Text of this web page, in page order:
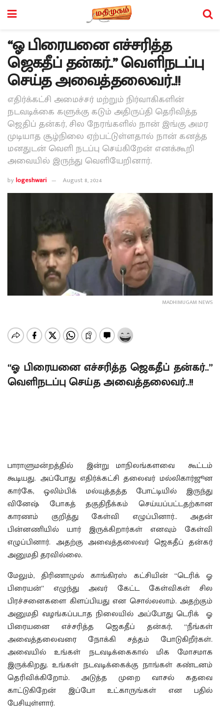
“ஓ பிரையனை எச்சரித்த
ஜெகதீப் தன்கர்..” வெளிநடப்பு
செய்த அவைத்தலைவர்..!!
எதிர்க்கட்சி அமைச்சர் மற்றும் நிர்வாகிகளின்
நடவடிக்கை களுக்கு கடும் அதிருப்தி தெரிவித்த
ஜெதிப் தன்கர், சில நேரங்களில் நான் இங்கு அமர
முடியாத சூழ்நிலை ஏற்பட்டுள்ளதால் நான் கனத்த
மனதுடன் வெளி நடப்பு செய்கிறேன் எனக்கூறி
அவையில் இருந்து வெளியேறினார்.
bylogeshwari August 8, 2024
MADHIMUGAM NEWS
“ஓ பிரையனை எச்சரித்த ஜெகதீப் தன்கர்..”
வெளிநடப்பு செய்த அவைத்தலைவர்..!!
பாராளுமன்றத்தில் இன்று மாநிலங்களவை கூட்டம்
கூடியது. அப்போது எதிர்க்கட்சி தலைவர் மல்லிகார்ஜூன
கார்கே, ஒலிம்பிக் மல்யுத்தத்த போட்டியில் இருந்து
வினேஷ் போகத் தகுதிநீக்கம் செய்யப்பட்டதற்கான
காரணம் குறித்து கேள்வி எழுப்பினார்.. அதன்
பின்னணியில் யார் இருக்கிறார்கள் எனவும் கேள்வி
எழுப்பினார். அதற்கு அவைத்தலைவர் ஜெகதீப் தன்கர்
அனுமதி தரவில்லை.
மேலும், திரிணாமுல் காங்கிரஸ் கட்சியின் “டெரிக் ஓ
பிரையன்” எழுந்து அவர் கேட்ட கேள்விகள் சில
பிரச்சனைகளை கிளப்பியது என சொல்லலாம். அதற்கும்
அனுமதி வழங்கப்படாத நிலையில் அப்போது டெரிக் ஓ
பிரையனை எச்சரித்த ஜெகதீப் தன்கர், “நீங்கள்
அவைத்தலைவரை நோக்கி சத்தம் போடுகிறீர்கள்.
அவையில் உங்கள் நடவடிக்கைகால் மிக மோசமாக
இருக்கிறது. உங்கள் நடவடிக்கைக்கு நாங்கள் கண்டனம்
தெரிவிக்கிறோம். அடுத்த முறை வாசல் கதவை
காட்டுகிறேன் இப்போ உட்காருங்கள் என பதில்
பேசியுள்ளார்.